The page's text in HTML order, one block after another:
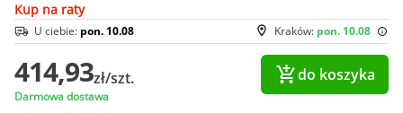
Kup na raty
Kraków: pon. 10.08
U ciebie: pon. 10.08
414,93zł/szt.
Darmowa dostawa
do koszyka